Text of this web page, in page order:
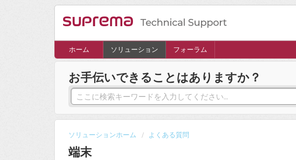
ホーム ソリューション フォーラム
お手伝いできることはありますか？
ソリューションホーム よくある質問
端末